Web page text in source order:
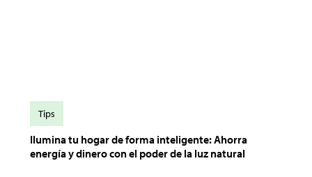
Ilumina tu hogar de forma inteligente: Ahorra
energía y dinero con el poder de la luz natural
Tips